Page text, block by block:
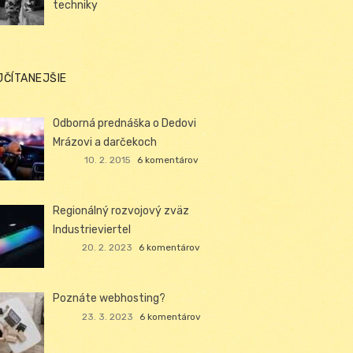
techniky
Odborná prednáška o Dedovi
Mrázovi a darčekoch
10. 2. 2015 6 komentárov
Regionálný rozvojový zväz
Industrieviertel
20. 2. 2023 6 komentárov
Poznáte webhosting?
23. 3. 2023 6 komentárov